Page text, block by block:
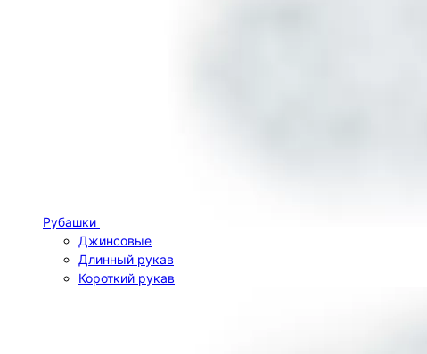
Рубашки
Джинсовые
Длинный рукав
Короткий рукав